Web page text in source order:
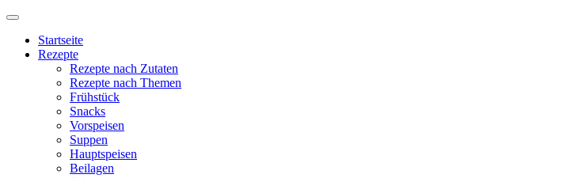
Startseite
Rezepte
Rezepte nach Zutaten
Rezepte nach Themen
Frühstück
Snacks
Vorspeisen
Suppen
Hauptspeisen
Beilagen